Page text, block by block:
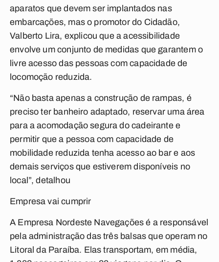
aparatos que devem ser implantados nas
embarcações, mas o promotor do Cidadão,
Valberto Lira, explicou que a acessibilidade
envolve um conjunto de medidas que garantem o
livre acesso das pessoas com capacidade de
locomoção reduzida.
“Não basta apenas a construção de rampas, é
preciso ter banheiro adaptado, reservar uma área
para a acomodação segura do cadeirante e
permitir que a pessoa com capacidade de
mobilidade reduzida tenha acesso ao bar e aos
demais serviços que estiverem disponíveis no
local”, detalhou
Empresa vai cumprir
A Empresa Nordeste Navegações é a responsável
pela administração das três balsas que operam no
Litoral da Paraíba. Elas transportam, em média,